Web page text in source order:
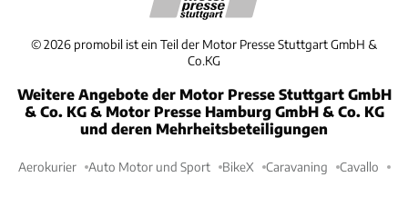
©2026 promobil ist ein Teil der Motor Presse Stuttgart GmbH &
Co.KG
Weitere Angebote der Motor Presse Stuttgart GmbH
& Co. KG & Motor Presse Hamburg GmbH & Co. KG
und deren Mehrheitsbeteiligungen
Aerokurier Auto Motor und Sport BikeX Caravaning Cavallo